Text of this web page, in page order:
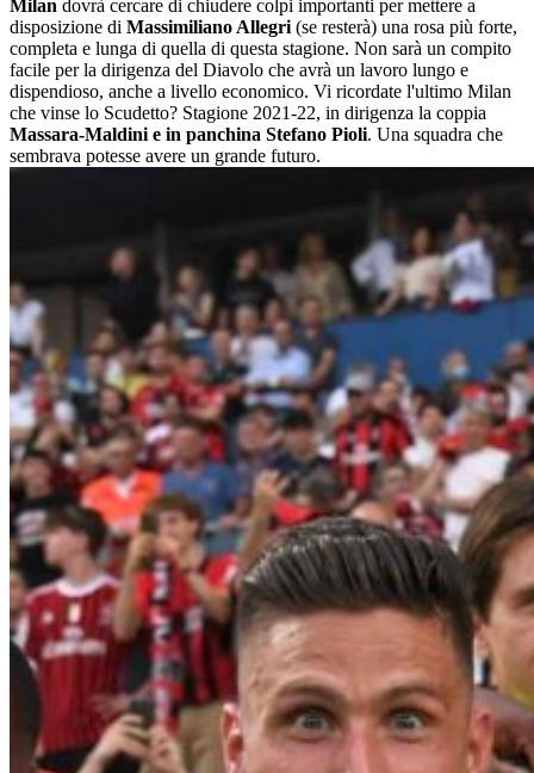
Milan dovrà cercare di chiudere colpi importanti per mettere a
disposizione di Massimiliano Allegri (se resterà) una rosa più forte,
completa e lunga di quella di questa stagione. Non sarà un compito
facile per la dirigenza del Diavolo che avrà un lavoro lungo e
dispendioso, anche a livello economico. Vi ricordate l'ultimo Milan
che vinse lo Scudetto? Stagione 2021-22, in dirigenza la coppia
Massara-Maldini e in panchina Stefano Pioli. Una squadra che
sembrava potesse avere un grande futuro.